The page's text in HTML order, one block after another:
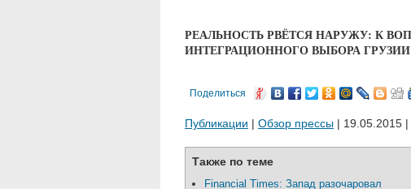
РЕАЛЬНОСТЬ РВЁТСЯ НАРУЖУ: К
ИНТЕГРАЦИОННОГО ВЫБОРА ГРУЗИИ
Поделиться
Публикации | Обзор прессы | 19.05.2015
Также по теме
Financial Times: Запад разочаровал